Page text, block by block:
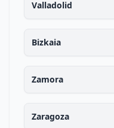
Valladolid
Bizkaia
Zamora
Zaragoza